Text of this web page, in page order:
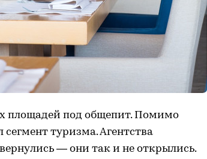
площадей под общепит. Помимо
туризма. Агентства
— они так и не открылись.